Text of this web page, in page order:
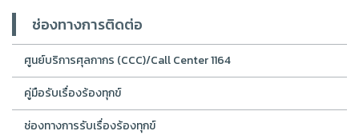
ช่องทางการติดต่อ
ศูนย์บริการศุลกากร (CCC)/Call Center 1164
คู่มือรับเรื่องร้องทุกข์
ช่องทางการรับเรื่องร้องทุกข์